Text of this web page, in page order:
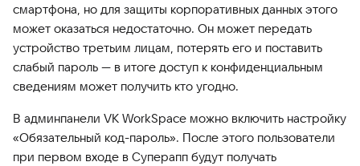
смартфона, но для защиты корпоративных данных этого
может оказаться недостаточно. Он может передать
устройство третьим лицам, потерять его и поставить
слабый пароль — в итоге доступ к конфиденциальным
сведениям может получить кто угодно.
В админпанели VK WorkSpace можно включить настройку
«Обязательный код-пароль». После этого пользователи
при первом входе в Суперапп будут получать